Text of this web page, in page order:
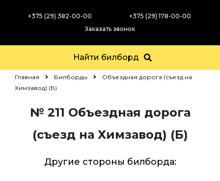
+375 (29) 382-00-00
+375 (29) 178-00-00
Заказать звонок
Найти билборд
Главная Билборды
Объездная дорога (съезд на
Химзавод) (Б)
№ 211 Объездная дорога
(съезд на Химзавод) (Б)
Другие стороны билборда: